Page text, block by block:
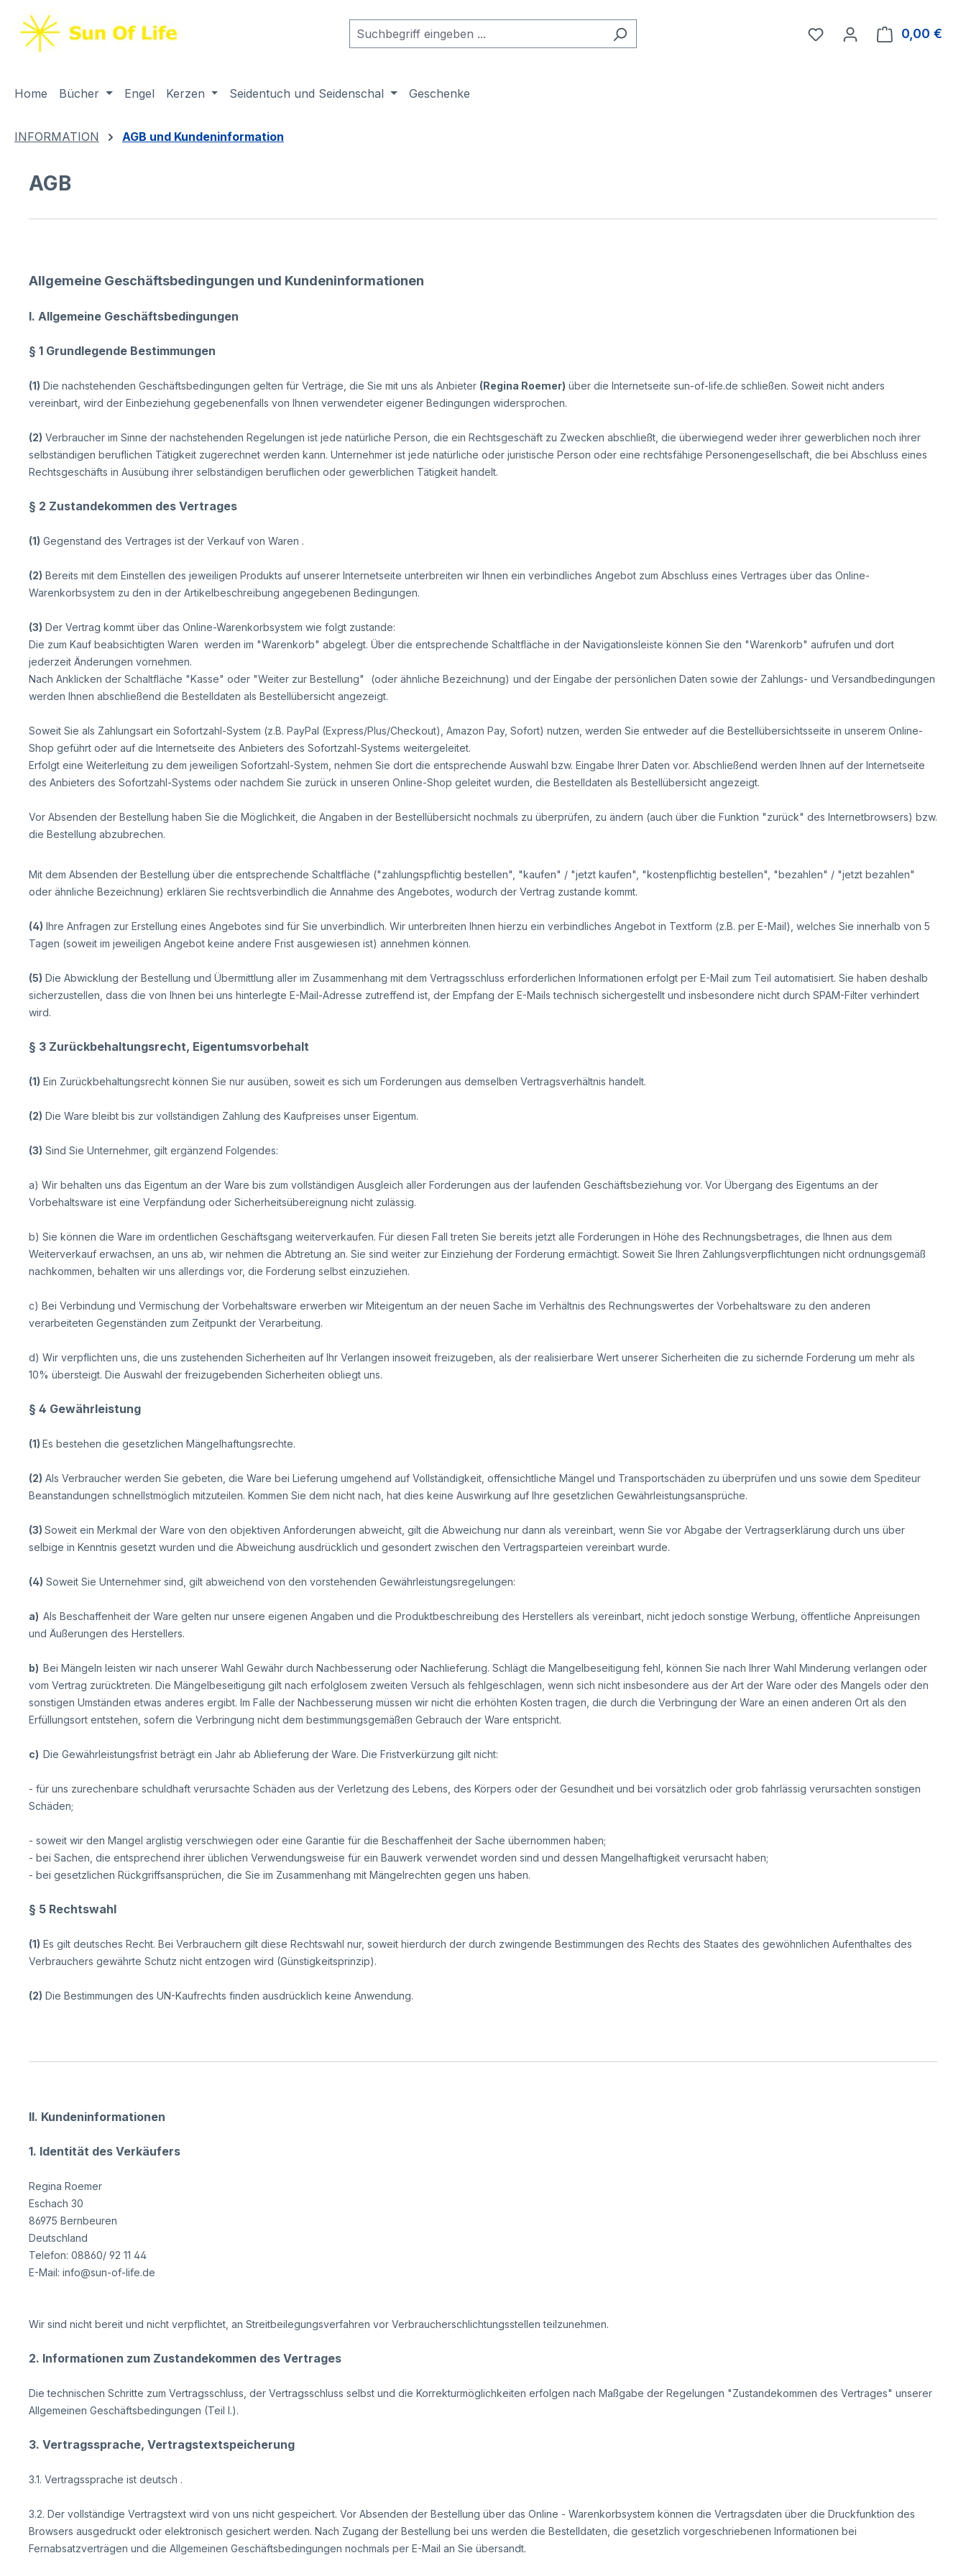
0,00 €
Home Bücher Engel Kerzen Seidentuch und Seidenschal Geschenke
INFORMATION AGB und Kundeninformation
AGB
Allgemeine Geschäftsbedingungen und Kundeninformationen
I. Allgemeine Geschäftsbedingungen
§ 1 Grundlegende Bestimmungen
(1) Die nachstehenden Geschäftsbedingungen gelten für Verträge, die Sie mit uns als Anbieter (Regina Roemer) über die Internetseite sun-of-life.de schließen. Soweit nicht anders
vereinbart, wird der Einbeziehung gegebenenfalls von Ihnen verwendeter eigener Bedingungen widersprochen.
(2) Verbraucher im Sinne der nachstehenden Regelungen ist jede natürliche Person, die ein Rechtsgeschäft zu Zwecken abschließt, die überwiegend weder ihrer gewerblichen noch ihrer
selbständigen beruflichen Tätigkeit zugerechnet werden kann. Unternehmer ist jede natürliche oder juristische Person oder eine rechtsfähige Personengesellschaft, die bei Abschluss eines
Rechtsgeschäfts in Ausübung ihrer selbständigen beruflichen oder gewerblichen Tätigkeit handelt.
§ 2 Zustandekommen des Vertrages
(1) Gegenstand des Vertrages ist der Verkauf von Waren .
(2) Bereits mit dem Einstellen des jeweiligen Produkts auf unserer Internetseite unterbreiten wir Ihnen ein verbindliches Angebot zum Abschluss eines Vertrages über das Online-
Warenkorbsystem zu den in der Artikelbeschreibung angegebenen Bedingungen.
(3) Der Vertrag kommt über das Online-Warenkorbsystem wie folgt zustande:
Die zum Kauf beabsichtigten Waren werden im "Warenkorb" abgelegt. Über die entsprechende Schaltfläche in der Navigationsleiste können Sie den "Warenkorb" aufrufen und dort
jederzeit Änderungen vornehmen.
Nach Anklicken der Schaltfläche "Kasse" oder "Weiter zur Bestellung"
(oder ähnliche Bezeichnung) und der Eingabe der persönlichen Daten sowie der Zahlungs- und Versandbedingungen
werden Ihnen abschließend die Bestelldaten als Bestellübersicht angezeigt.
Soweit Sie als Zahlungsart ein Sofortzahl-System (z.B. PayPal (Express/Plus/Checkout), Amazon Pay, Sofort) nutzen, werden Sie entweder auf die Bestellübersichtsseite in unserem Online-
Shop geführt oder auf die Internetseite des Anbieters des Sofortzahl-Systems weitergeleitet.
Erfolgt eine Weiterleitung zu dem jeweiligen Sofortzahl-System, nehmen Sie dort die entsprechende Auswahl bzw. Eingabe Ihrer Daten vor. Abschließend werden Ihnen auf der Internetseite
des Anbieters des Sofortzahl-Systems oder nachdem Sie zurück in unseren Online-Shop geleitet wurden, die Bestelldaten als Bestellübersicht angezeigt.
Vor Absenden der Bestellung haben Sie die Möglichkeit, die Angaben in der Bestellübersicht nochmals zu überprüfen, zu ändern (auch über die Funktion "zurück" des Internetbrowsers) bzw.
die Bestellung abzubrechen.
Mit dem Absenden der Bestellung über die entsprechende Schaltfläche ("zahlungspflichtig bestellen", "kaufen" / "jetzt kaufen", "kostenpflichtig bestellen", "bezahlen" / "jetzt bezahlen"
oder ähnliche Bezeichnung) erklären Sie rechtsverbindlich die Annahme des Angebotes, wodurch der Vertrag zustande kommt.
(4) Ihre Anfragen zur Erstellung eines Angebotes sind für Sie unverbindlich. Wir unterbreiten Ihnen hierzu ein verbindliches Angebot in Textform (z.B. per E-Mail), welches Sie innerhalb von 5
Tagen (soweit im jeweiligen Angebot keine andere Frist ausgewiesen ist) annehmen können.
(5) Die Abwicklung der Bestellung und Übermittlung aller im Zusammenhang mit dem Vertragsschluss erforderlichen Informationen erfolgt per E-Mail zum Teil automatisiert. Sie haben deshalb
sicherzustellen, dass die von Ihnen bei uns hinterlegte E-Mail-Adresse zutreffend ist, der Empfang der E-Mails technisch sichergestellt und insbesondere nicht durch SPAM-Filter verhindert
wird.
§ 3 Zurückbehaltungsrecht, Eigentumsvorbehalt
(1) Ein Zurückbehaltungsrecht können Sie nur ausüben, soweit es sich um Forderungen aus demselben Vertragsverhältnis handelt.
(2) Die Ware bleibt bis zur vollständigen Zahlung des Kaufpreises unser Eigentum.
(3) Sind Sie Unternehmer, gilt ergänzend Folgendes:
a) Wir behalten uns das Eigentum an der Ware bis zum vollständigen Ausgleich aller Forderungen aus der laufenden Geschäftsbeziehung vor. Vor Übergang des Eigentums an der
Vorbehaltsware ist eine Verpfändung oder Sicherheitsübereignung nicht zulässig.
b) Sie können die Ware im ordentlichen Geschäftsgang weiterverkaufen. Für diesen Fall treten Sie bereits jetzt alle Forderungen in Höhe des Rechnungsbetrages, die Ihnen aus dem
Weiterverkauf erwachsen, an uns ab, wir nehmen die Abtretung an. Sie sind weiter zur Einziehung der Forderung ermächtigt. Soweit Sie Ihren Zahlungsverpflichtungen nicht ordnungsgemäß
nachkommen, behalten wir uns allerdings vor, die Forderung selbst einzuziehen.
c) Bei Verbindung und Vermischung der Vorbehaltsware erwerben wir Miteigentum an der neuen Sache im Verhältnis des Rechnungswertes der Vorbehaltsware zu den anderen
verarbeiteten Gegenständen zum Zeitpunkt der Verarbeitung.
d) Wir verpflichten uns, die uns zustehenden Sicherheiten auf Ihr Verlangen insoweit freizugeben, als der realisierbare Wert unserer Sicherheiten die zu sichernde Forderung um mehr als
10% übersteigt. Die Auswahl der freizugebenden Sicherheiten obliegt uns.
§ 4 Gewährleistung
(1) Es bestehen die gesetzlichen Mängelhaftungsrechte.
(2) Als Verbraucher werden Sie gebeten, die Ware bei Lieferung umgehend auf Vollständigkeit, offensichtliche Mängel und Transportschäden zu überprüfen und uns sowie dem Spediteur
Beanstandungen schnellstmöglich mitzuteilen. Kommen Sie dem nicht nach, hat dies keine Auswirkung auf Ihre gesetzlichen Gewährleistungsansprüche.
(3) Soweit ein Merkmal der Ware von den objektiven Anforderungen abweicht, gilt die Abweichung nur dann als vereinbart, wenn Sie vor Abgabe der Vertragserklärung durch uns über
selbige in Kenntnis gesetzt wurden und die Abweichung ausdrücklich und gesondert zwischen den Vertragsparteien vereinbart wurde.
(4) Soweit Sie Unternehmer sind, gilt abweichend von den vorstehenden Gewährleistungsregelungen:
a) Als Beschaffenheit der Ware gelten nur unsere eigenen Angaben und die Produktbeschreibung des Herstellers als vereinbart, nicht jedoch sonstige Werbung, öffentliche Anpreisungen
und Äußerungen des Herstellers.
b) Bei Mängeln leisten wir nach unserer Wahl Gewähr durch Nachbesserung oder Nachlieferung. Schlägt die Mangelbeseitigung fehl, können Sie nach Ihrer Wahl Minderung verlangen oder
vom Vertrag zurücktreten. Die Mängelbeseitigung gilt nach erfolglosem zweiten Versuch als fehlgeschlagen, wenn sich nicht insbesondere aus der Art der Ware oder des Mangels oder den
sonstigen Umständen etwas anderes ergibt. Im Falle der Nachbesserung müssen wir nicht die erhöhten Kosten tragen, die durch die Verbringung der Ware an einen anderen Ort als den
Erfüllungsort entstehen, sofern die Verbringung nicht dem bestimmungsgemäßen Gebrauch der Ware entspricht.
c) Die Gewährleistungsfrist beträgt ein Jahr ab Ablieferung der Ware. Die Fristverkürzung gilt nicht:
- für uns zurechenbare schuldhaft verursachte Schäden aus der Verletzung des Lebens, des Körpers oder der Gesundheit und bei vorsätzlich oder grob fahrlässig verursachten sonstigen
Schäden;
- soweit wir den Mangel arglistig verschwiegen oder eine Garantie für die Beschaffenheit der Sache übernommen haben;
- bei Sachen, die entsprechend ihrer üblichen Verwendungsweise für ein Bauwerk verwendet worden sind und dessen Mangelhaftigkeit verursacht haben;
- bei gesetzlichen Rückgriffsansprüchen, die Sie im Zusammenhang mit Mängelrechten gegen uns haben.
§ 5 Rechtswahl
(1) Es gilt deutsches Recht. Bei Verbrauchern gilt diese Rechtswahl nur, soweit hierdurch der durch zwingende Bestimmungen des Rechts des Staates des gewöhnlichen Aufenthaltes des
Verbrauchers gewährte Schutz nicht entzogen wird (Günstigkeitsprinzip).
(2) Die Bestimmungen des UN-Kaufrechts finden ausdrücklich keine Anwendung.
II. Kundeninformationen
1. Identität des Verkäufers
Regina Roemer
Eschach 30
86975 Bernbeuren
Deutschland
Telefon: 08860/ 92 11 44
E-Mail: info@sun-of-life.de
Wir sind nicht bereit und nicht verpflichtet, an Streitbeilegungsverfahren vor Verbraucherschlichtungsstellen teilzunehmen.
2. Informationen zum Zustandekommen des Vertrages
Die technischen Schritte zum Vertragsschluss, der Vertragsschluss selbst und die Korrekturmöglichkeiten erfolgen nach Maßgabe der Regelungen "Zustandekommen des Vertrages" unserer
Allgemeinen Geschäftsbedingungen (Teil I.).
3. Vertragssprache, Vertragstextspeicherung
3.1. Vertragssprache ist deutsch .
3.2. Der vollständige Vertragstext wird von uns nicht gespeichert. Vor Absenden der Bestellung über das Online - Warenkorbsystem können die Vertragsdaten über die Druckfunktion des
Browsers ausgedruckt oder elektronisch gesichert werden. Nach Zugang der Bestellung bei uns werden die Bestelldaten, die gesetzlich vorgeschriebenen Informationen bei
Fernabsatzverträgen und die Allgemeinen Geschäftsbedingungen nochmals per E-Mail an Sie übersandt.